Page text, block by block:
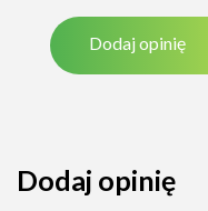
Dodaj opinię
Dodaj opinię